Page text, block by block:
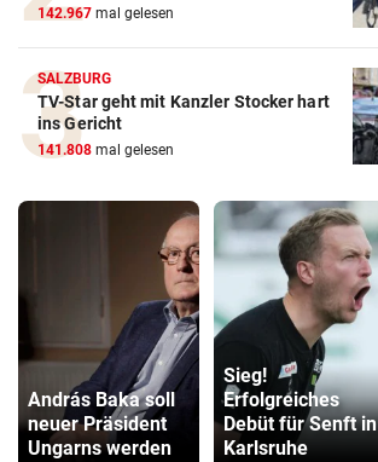
142.967 mal gelesen
SALZBURG
TV-Star geht mit Kanzler Stocker hart
ins Gericht
141.808 mal gelesen
András Baka soll
neuer Präsident
Ungarns werden
Sieg!
Erfolgreiches
Debüt für Senft in
Karlsruhe